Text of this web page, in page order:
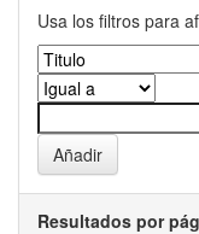
Usa los filtros para
Resultados por